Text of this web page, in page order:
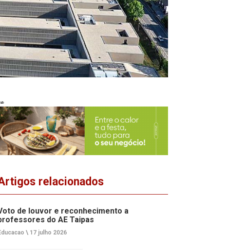
relacionados
de louvor e reconhecimento a
do AE Taipas
\ 17 julho 2026